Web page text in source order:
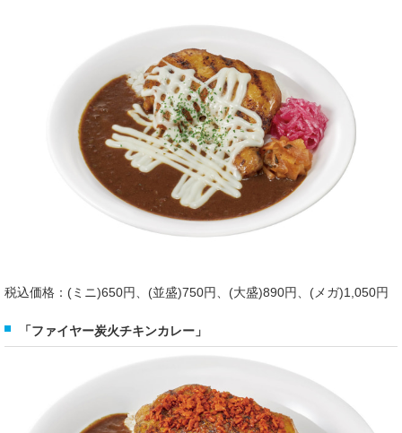
税込価格：(ミニ)650円、(並盛)750円、(大盛)890円、(メガ)1,050円
「ファイヤー炭火チキンカレー」